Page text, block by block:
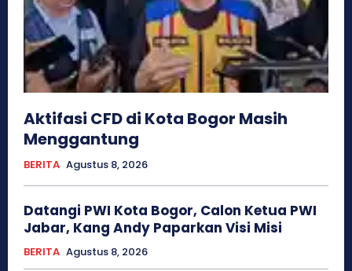
Aktifasi CFD di Kota Bogor Masih
Menggantung
BERITA Agustus 8, 2026
Datangi PWI Kota Bogor, Calon Ketua PWI
Jabar, Kang Andy Paparkan Visi Misi
BERITA Agustus 8, 2026